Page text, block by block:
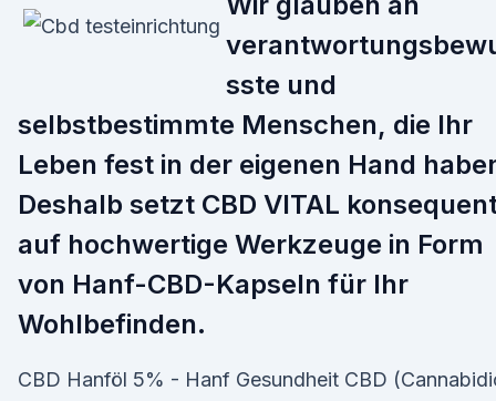
sste und
selbstbestimmte Menschen, die Ihr
Leben fest in der eigenen Hand
Deshalb setzt CBD VITAL
auf hochwertige Werkzeuge in Form
von Hanf-CBD-Kapseln für Ihr
Wohlbefinden.
CBD Hanföl 5% - Hanf Gesundheit CBD